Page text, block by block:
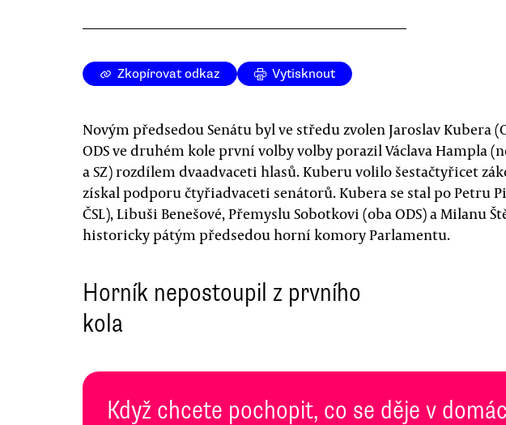
Zkopírovat odkaz Vytisknout
Novým předsedou Senátu byl ve středu zvolen Jaroslav Kubera
ODS ve druhém kole první volby volby porazil Václava Hampla
a SZ) rozdílem dvaadvaceti hlasů. Kuberu volilo šestačtyřicet
získal podporu čtyřiadvaceti senátorů. Kubera se stal po Petru
ČSL), Libuši Benešové, Přemyslu Sobotkovi (oba ODS) a Milanu
historicky pátým předsedou horní komory Parlamentu.
Horník nepostoupil z prvního
kola
Když chcete pochopit, co se děje v